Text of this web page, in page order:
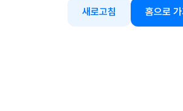
새로고침 홈으로 가